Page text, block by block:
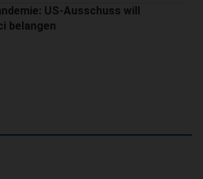
US-Ausschuss will
belangen